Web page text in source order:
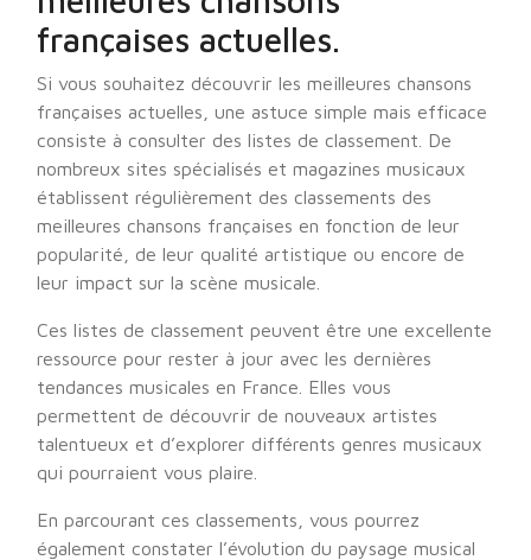
françaises actuelles.
Si vous souhaitez découvrir les meilleures chansons
françaises actuelles, une astuce simple mais efficace
consiste à consulter des listes de classement. De
nombreux sites spécialisés et magazines musicaux
établissent régulièrement des classements des
meilleures chansons françaises en fonction de leur
popularité, de leur qualité artistique ou encore de
leur impact sur la scène musicale.
Ces listes de classement peuvent être une excellente
ressource pour rester à jour avec les dernières
tendances musicales en France. Elles vous
permettent de découvrir de nouveaux artistes
talentueux et d’explorer différents genres musicaux
qui pourraient vous plaire.
En parcourant ces classements, vous pourrez
également constater l’évolution du paysage musical